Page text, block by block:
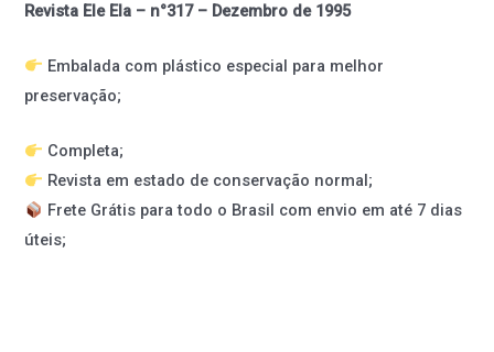
Revista Ele Ela – n°317 – Dezembro de 1995
Embalada com plástico especial para melhor
preservação;
Completa;
Revista em estado de conservação normal;
Frete Grátis para todo o Brasil com envio em até 7 dias
úteis;